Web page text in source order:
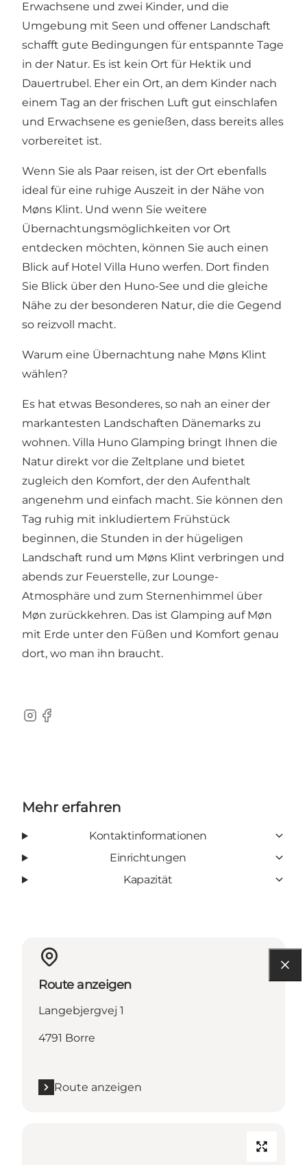
Erwachsene und zwei Kinder, und die
Umgebung mit Seen und offener Landschaft
schafft gute Bedingungen für entspannte Tage
in der Natur. Es ist kein Ort für Hektik und
Dauertrubel. Eher ein Ort, an dem Kinder nach
einem Tag an der frischen Luft gut einschlafen
und Erwachsene es genießen, dass bereits alles
vorbereitet ist.
Wenn Sie als Paar reisen, ist der Ort ebenfalls
ideal für eine ruhige Auszeit in der Nähe von
Møns Klint. Und wenn Sie weitere
Übernachtungsmöglichkeiten vor Ort
entdecken möchten, können Sie auch einen
Blick auf Hotel Villa Huno werfen. Dort finden
Sie Blick über den Huno-See und die gleiche
Nähe zu der besonderen Natur, die die Gegend
so reizvoll macht.
Warum eine Übernachtung nahe Møns Klint
wählen?
Es hat etwas Besonderes, so nah an einer der
markantesten Landschaften Dänemarks zu
wohnen. Villa Huno Glamping bringt Ihnen die
Natur direkt vor die Zeltplane und bietet
zugleich den Komfort, der den Aufenthalt
angenehm und einfach macht. Sie können den
Tag ruhig mit inkludiertem Frühstück
beginnen, die Stunden in der hügeligen
Landschaft rund um Møns Klint verbringen und
abends zur Feuerstelle, zur Lounge-
Atmosphäre und zum Sternenhimmel über
Møn zurückkehren. Das ist Glamping auf Møn
mit Erde unter den Füßen und Komfort genau
dort, wo man ihn braucht.
Instagram
Facebook
Mehr erfahren
Kontaktinformationen
Einrichtungen
Kapazität
Route anzeigen
Langebjergvej 1
4791 Borre
Route anzeigen